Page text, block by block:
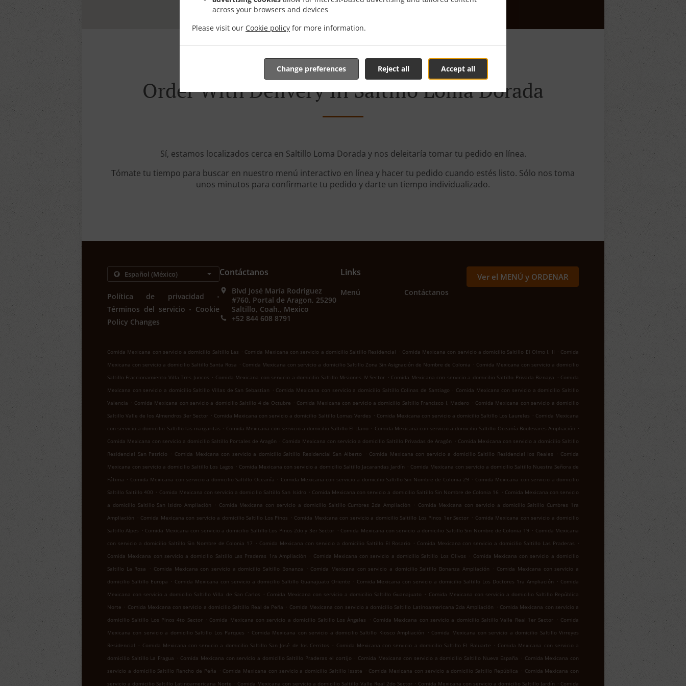
across your browsers and devices
Please visit our Cookie policy for more information.
Accept all
Reject all
Change preferences
Order With Delivery In Saltillo Loma Dorada
Sí, estamos localizados cerca en Saltillo Loma Dorada y nos deleitaría tomar tu pedido en línea.
Tómate tu tiempo para buscar en nuestro menú interactivo en línea y hacer tu pedido cuando estés listo. Sólo nos toma
unos minutos para confirmarte tu pedido y darte un tiempo individualizado.
Política de privacidad .
Términos del servicio . Cookie
Policy Changes
Contáctanos
Blvd José María Rodriguez
#760, Portal de Aragon, 25290
Saltillo, Coah., Mexico
+52 844 608 8791
Links
Menú Contáctanos
Ver el MENÚ y ORDENAR
Comida Mexicana con servicio a domicilio Saltillo Las . Comida Mexicana con servicio a domicilio Saltillo Residencial . Comida Mexicana con servicio a domicilio Saltillo El Olmo I, II . Comida
Mexicana con servicio a domicilio Saltillo Santa Rosa . Comida Mexicana con servicio a domicilio Saltillo Zona Sin Asignación de Nombre de Colonia . Comida Mexicana con servicio a domicilio
Saltillo Fraccionamiento Villa Tres Juncos . Comida Mexicana con servicio a domicilio Saltillo Misiones IV Sector . Comida Mexicana con servicio a domicilio Saltillo Privada Biznaga . Comida
Mexicana con servicio a domicilio Saltillo Villas de San Sebastian . Comida Mexicana con servicio a domicilio Saltillo Colinas de Santiago . Comida Mexicana con servicio a domicilio Saltillo
Valencia . Comida Mexicana con servicio a domicilio Saltillo 4 de Octubre . Comida Mexicana con servicio a domicilio Saltillo Francisco I. Madero . Comida Mexicana con servicio a domicilio
Saltillo Valle de los Almendros 3er Sector . Comida Mexicana con servicio a domicilio Saltillo Lomas Verdes . Comida Mexicana con servicio a domicilio Saltillo Los Laureles . Comida Mexicana
con servicio a domicilio Saltillo las margaritas . Comida Mexicana con servicio a domicilio Saltillo El Llano . Comida Mexicana con servicio a domicilio Saltillo Oceanía Boulevares Ampliación .
Comida Mexicana con servicio a domicilio Saltillo Portales de Aragón . Comida Mexicana con servicio a domicilio Saltillo Privadas de Aragón . Comida Mexicana con servicio a domicilio Saltillo
Residencial San Patricio
. Comida Mexicana con servicio a domicilio Saltillo Residencial San Alberto . Comida Mexicana con servicio a domicilio Saltillo Residencial los Reales . Comida
Mexicana con servicio a domicilio Saltillo Los Lagos . Comida Mexicana con servicio a domicilio Saltillo Jacarandas Jardín . Comida Mexicana con servicio a domicilio Saltillo Nuestra Señora de
Fátima . Comida Mexicana con servicio a domicilio Saltillo Oceanía . Comida Mexicana con servicio a domicilio Saltillo Sin Nombre de Colonia 29 . Comida Mexicana con servicio a domicilio
Saltillo Saltillo 400 . Comida Mexicana con servicio a domicilio Saltillo San Isidro . Comida Mexicana con servicio a domicilio Saltillo Sin Nombre de Colonia 16 . Comida Mexicana con servicio
a domicilio Saltillo San Isidro Ampliación
. Comida Mexicana con servicio a domicilio Saltillo Cumbres 2da Ampliación . Comida Mexicana con servicio a domicilio Saltillo Cumbres 1ra
Ampliación . Comida Mexicana con servicio a domicilio Saltillo Los Pinos . Comida Mexicana con servicio a domicilio Saltillo Los Pinos 1er Sector . Comida Mexicana con servicio a domicilio
Saltillo Alpes . Comida Mexicana con servicio a domicilio Saltillo Los Pinos 2do y 3er Sector . Comida Mexicana con servicio a domicilio Saltillo Sin Nombre de Colonia 19 . Comida Mexicana
con servicio a domicilio Saltillo Sin Nombre de Colonia 17 . Comida Mexicana con servicio a domicilio Saltillo El Rosario . Comida Mexicana con servicio a domicilio Saltillo Las Praderas .
Comida Mexicana con servicio a domicilio Saltillo Las Praderas 1ra Ampliación . Comida Mexicana con servicio a domicilio Saltillo Los Olivos . Comida Mexicana con servicio a domicilio
Saltillo La Rosa
. Comida Mexicana con servicio a domicilio Saltillo Bonanza . Comida Mexicana con servicio a domicilio Saltillo Bonanza Ampliación . Comida Mexicana con servicio a
domicilio Saltillo Europa . Comida Mexicana con servicio a domicilio Saltillo Guanajuato Oriente . Comida Mexicana con servicio a domicilio Saltillo Los Doctores 1ra Ampliación . Comida
Mexicana con servicio a domicilio Saltillo Villa de San Carlos . Comida Mexicana con servicio a domicilio Saltillo Guanajuato . Comida Mexicana con servicio a domicilio Saltillo República
Norte . Comida Mexicana con servicio a domicilio Saltillo Real de Peña . Comida Mexicana con servicio a domicilio Saltillo Latinoamericana 2da Ampliación . Comida Mexicana con servicio a
domicilio Saltillo Los Pinos 4to Sector . Comida Mexicana con servicio a domicilio Saltillo Los Ángeles . Comida Mexicana con servicio a domicilio Saltillo Valle Real 1er Sector . Comida
Mexicana con servicio a domicilio Saltillo Los Parques . Comida Mexicana con servicio a domicilio Saltillo Kiosco Ampliación . Comida Mexicana con servicio a domicilio Saltillo Virreyes
Residencial . Comida Mexicana con servicio a domicilio Saltillo San José de los Cerritos . Comida Mexicana con servicio a domicilio Saltillo El Baluarte . Comida Mexicana con servicio a
domicilio Saltillo La Fragua . Comida Mexicana con servicio a domicilio Saltillo Praderas el cortijo . Comida Mexicana con servicio a domicilio Saltillo Nueva España . Comida Mexicana con
servicio a domicilio Saltillo Rancho de Peña . Comida Mexicana con servicio a domicilio Saltillo Issste . Comida Mexicana con servicio a domicilio Saltillo República . Comida Mexicana con
servicio a domicilio Saltillo Latinoamericana Norte . Comida Mexicana con servicio a domicilio Saltillo Valle Real 2do Sector . Comida Mexicana con servicio a domicilio Saltillo Jardín . Comida